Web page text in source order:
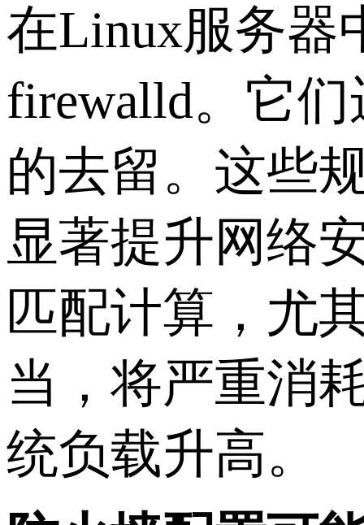
在Linux服务器
firewalld。它
的去留。这些
显著提升网络
匹配计算，尤
当，将严重消
统负载升高。